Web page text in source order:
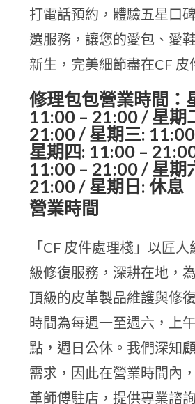
打電話預約，體驗五星口
選服務，讓您的愛包、愛
新生，完美細節盡在CF 皮
修理包包營業時間：
11:00 – 21:00 / 星期
21:00 / 星期三:
星期四: 11:00 –
11:00 – 21:00 / 星期
21:00 / 星期日: 休息
營業時間
「CF 皮件處理棧」以匠
級修復服務，深耕在地，
頂級的皮革製品維護與修
時間為每週一至週六，上
點，週日公休。我們深知
需求，因此在營業時間內
革師傅駐店，提供專業諮